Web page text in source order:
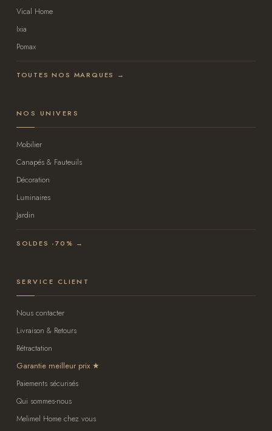
Vical Home
Ixia
Pomax
TOUTES NOS MARQUES →
NOS UNIVERS
Mobilier
Canapés & Fauteuils
Décoration
Luminaires
Jardin
SOLDES -70% →
SERVICE CLIENT
Nous contacter
Livraison & Retours
Rétractation
Garantie meilleur prix
Paiements sécurisés
Qui sommes-nous
Melimel Home chez vous